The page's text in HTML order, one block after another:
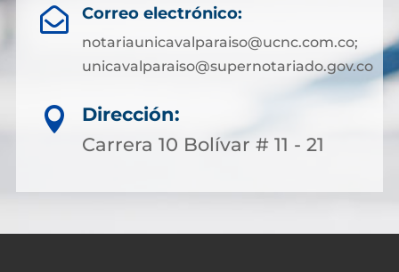
 Correo electrónico:
notariaunicavalparaiso@ucnc.com.co;
unicavalparaiso@supernotariado.gov.co

Dirección:
Carrera 10 Bolívar # 11 - 21